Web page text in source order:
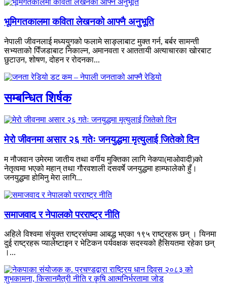
भूमिगतकालमा कविता लेखनको आफ्नै अनुभूति
नेपाली जीवनलाई मध्ययुगको फलामे साङ्लाबाट मुक्त गर्न, बर्बर सामन्ती
सभ्यताको पिँजडाबाट निकाल्न, अमानवता र आततायी अत्याचारका खोरबाट
छुटाउन, शोषण, दोहन र रोदनका...
सम्बन्धित शिर्षक
मेरो जीवनमा असार २६ गतेः जनयुद्धमा मृत्युलाई जितेको दिन
म नौजवान उमेरमा जातीय तथा वर्गीय मुक्तिका लागि नेकपा(माओवादी)को
नेतृत्वमा भएको महान् तथा गौरवशाली दसवर्षे जनयुद्धमा हाम्फालेको हुँ।
जनयुद्धमा होमिनु मेरा लागि...
समाजवाद र नेपालको परराष्ट्र नीति
अहिले विश्वमा संयुक्त राष्ट्रसंघमा आबद्ध भएका १९५ राष्ट्रहरू छन् । यिनमा
दुई राष्ट्रहरू प्यालेष्टाइन र भेटिकन पर्यवक्षक सदस्यको हैसियतमा रहेका छन्
।...